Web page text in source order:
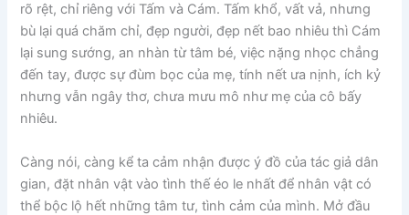
rõ rệt, chỉ riêng với Tấm và Cám. Tấm khổ, vất vả, nhưng
bù lại quá chăm chỉ, đẹp người, đẹp nết bao nhiêu thì Cám
lại sung sướng, an nhàn từ tâm bé, việc nặng nhọc chẳng
đến tay, được sự đùm bọc của mẹ, tính nết ưa nịnh, ích kỷ
nhưng vẫn ngây thơ, chưa mưu mô như mẹ của cô bấy
nhiêu.
Càng nói, càng kể ta cảm nhận được ý đồ của tác giả dân
gian, đặt nhân vật vào tình thế éo le nhất để nhân vật có
thể bộc lộ hết những tâm tư, tình cảm của mình. Mở đầu